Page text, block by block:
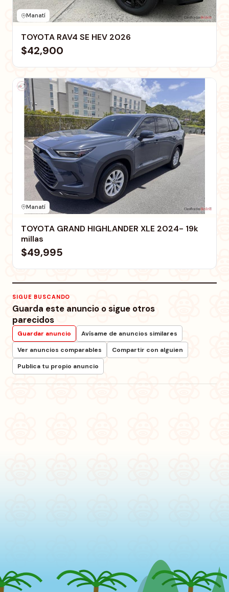
Manatí
TOYOTA RAV4 SE HEV 2026
$42,900
Manatí
TOYOTA GRAND HIGHLANDER XLE 2024- 19k
millas
$49,995
SIGUE BUSCANDO
Guarda este anuncio o sigue otros
parecidos
Guardar anuncio
Avísame de anuncios similares
Ver anuncios comparables
Compartir con alguien
Publica tu propio anuncio